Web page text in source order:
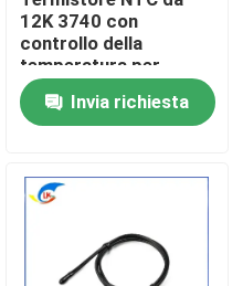
12K 3740 con
controllo della
temperatura per
erogatore d'acqua,
caldaia, sensore di
rilevamento della
dell'acqua dell'auto
Invia richiesta